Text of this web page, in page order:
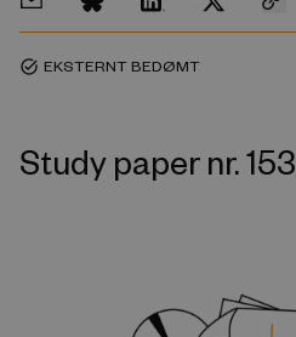
task_alt EKSTERNT BEDØMT
Study paper nr. 153